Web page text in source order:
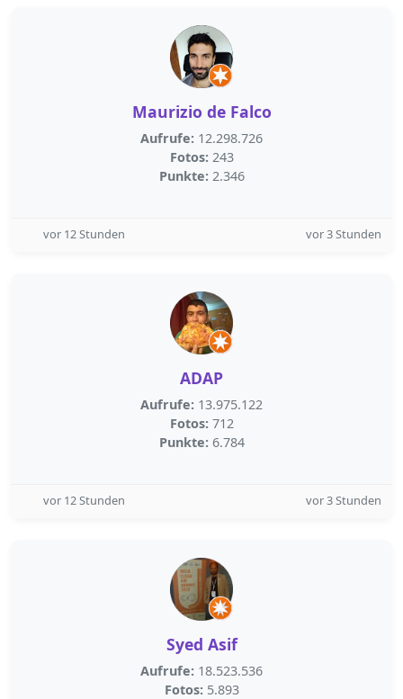
Maurizio de Falco
Aufrufe: 12.298.726
Fotos: 243
Punkte: 2.346
vor 12 Stunden vor 3 Stunden
ADAP
Aufrufe: 13.975.122
Fotos: 712
Punkte: 6.784
vor 12 Stunden vor 3 Stunden
Syed Asif
Aufrufe: 18.523.536
Fotos: 5.893